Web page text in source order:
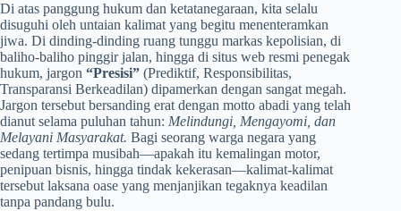
Di atas panggung hukum dan ketatanegaraan, kita selalu
disuguhi oleh untaian kalimat yang begitu menenteramkan
jiwa. Di dinding-dinding ruang tunggu markas kepolisian, di
baliho-baliho pinggir jalan, hingga di situs web resmi penegak
hukum, jargon “Presisi” (Prediktif, Responsibilitas,
Transparansi Berkeadilan) dipamerkan dengan sangat megah.
Jargon tersebut bersanding erat dengan motto abadi yang telah
dianut selama puluhan tahun: Melindungi, Mengayomi, dan
Melayani Masyarakat. Bagi seorang warga negara yang
sedang tertimpa musibah—apakah itu kemalingan motor,
penipuan bisnis, hingga tindak kekerasan—kalimat-kalimat
tersebut laksana oase yang menjanjikan tegaknya keadilan
tanpa pandang bulu.